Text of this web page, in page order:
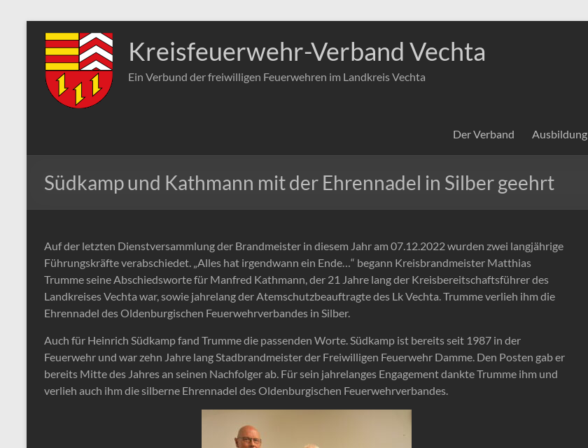
Inhalt
springen
Kreisfeuerwehr-Verband Vechta
Ein Verbund der freiwilligen Feuerwehren im Landkreis Vechta
Der Verband Ausbildung
Südkamp und Kathmann mit der Ehrennadel in Silber geehrt
Auf der letzten Dienstversammlung der Brandmeister in diesem Jahr am 07.12.2022 wurden zwei langjährige
Führungskräfte verabschiedet. „Alles hat irgendwann ein Ende…“ begann Kreisbrandmeister Matthias
Trumme seine Abschiedsworte für Manfred Kathmann, der 21 Jahre lang der Kreisbereitschaftsführer des
Landkreises Vechta war, sowie jahrelang der Atemschutzbeauftragte des Lk Vechta. Trumme verlieh ihm die
Ehrennadel des Oldenburgischen Feuerwehrverbandes in Silber.
Auch für Heinrich Südkamp fand Trumme die passenden Worte. Südkamp ist bereits seit 1987 in der
Feuerwehr und war zehn Jahre lang Stadbrandmeister der Freiwilligen Feuerwehr Damme. Den Posten gab er
bereits Mitte des Jahres an seinen Nachfolger ab. Für sein jahrelanges Engagement dankte Trumme ihm und
verlieh auch ihm die silberne Ehrennadel des Oldenburgischen Feuerwehrverbandes.